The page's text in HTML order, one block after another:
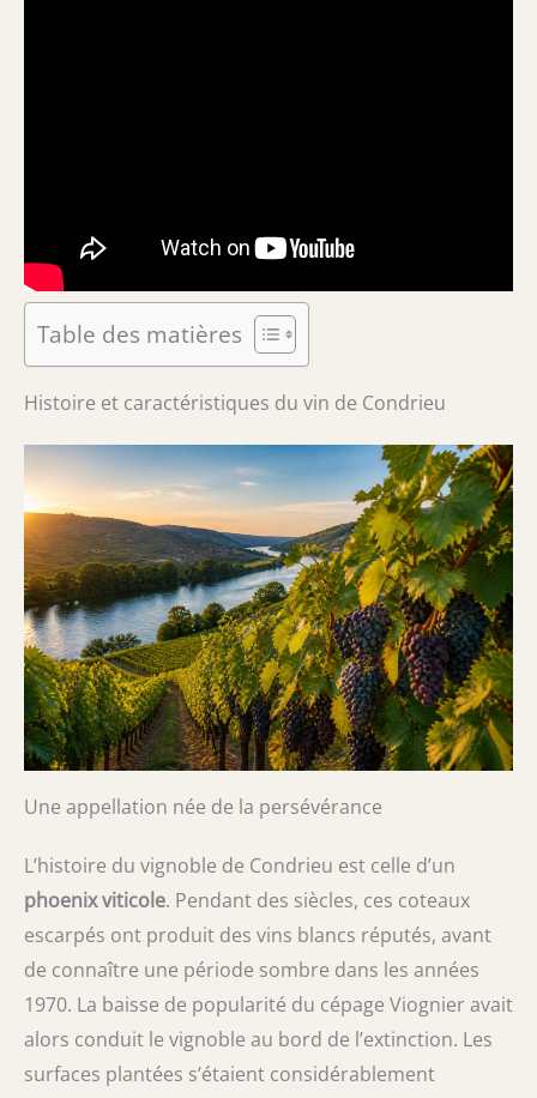
Table des matières
Histoire et caractéristiques du vin de Condrieu
Une appellation née de la persévérance
L’histoire du vignoble de Condrieu est celle d’un
phoenix viticole. Pendant des siècles, ces coteaux
escarpés ont produit des vins blancs réputés, avant
de connaître une période sombre dans les années
1970. La baisse de popularité du cépage Viognier avait
alors conduit le vignoble au bord de l’extinction. Les
surfaces plantées s’étaient considérablement